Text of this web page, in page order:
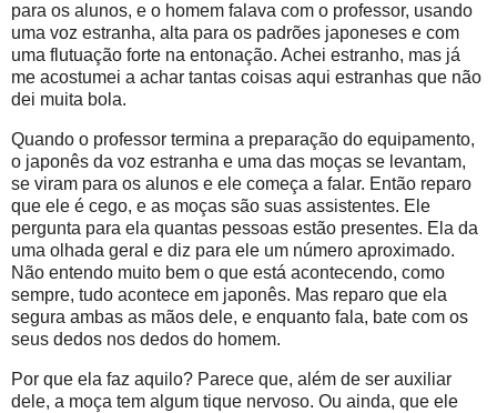
para os alunos, e o homem falava com o professor, usando
uma voz estranha, alta para os padrões japoneses e com
uma flutuação forte na entonação. Achei estranho, mas já
me acostumei a achar tantas coisas aqui estranhas que não
dei muita bola.
Quando o professor termina a preparação do equipamento,
o japonês da voz estranha e uma das moças se levantam,
se viram para os alunos e ele começa a falar. Então reparo
que ele é cego, e as moças são suas assistentes. Ele
pergunta para ela quantas pessoas estão presentes. Ela da
uma olhada geral e diz para ele um número aproximado.
Não entendo muito bem o que está acontecendo, como
sempre, tudo acontece em japonês. Mas reparo que ela
segura ambas as mãos dele, e enquanto fala, bate com os
seus dedos nos dedos do homem.
Por que ela faz aquilo? Parece que, além de ser auxiliar
dele, a moça tem algum tique nervoso. Ou ainda, que ele